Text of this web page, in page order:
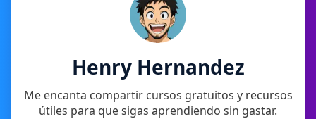
Henry Hernandez
Me encanta compartir cursos gratuitos y recursos
útiles para que sigas aprendiendo sin gastar.